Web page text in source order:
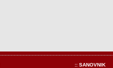
:: SANOVNIK